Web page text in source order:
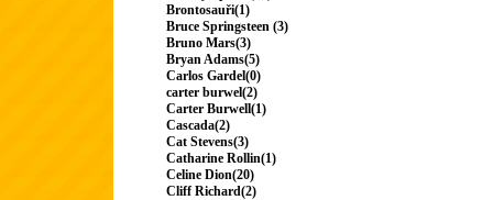
Brontosauři(1)
Bruce Springsteen (3)
Bruno Mars(3)
Bryan Adams(5)
Carlos Gardel(0)
carter burwel(2)
Carter Burwell(1)
Cascada(2)
Cat Stevens(3)
Catharine Rollin(1)
Celine Dion(20)
Cliff Richard(2)